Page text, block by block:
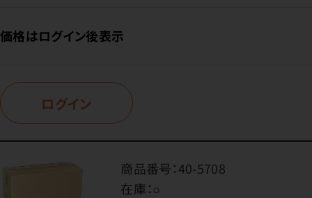
価格はログイン後表示
ログイン
商品番号：40-5708
在庫：○